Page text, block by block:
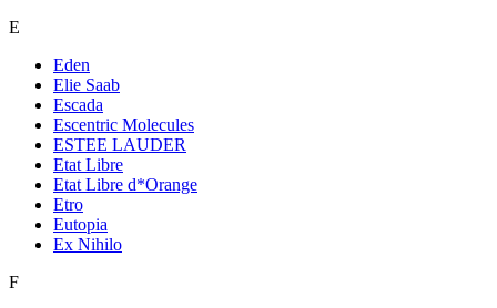
E
Eden
Elie Saab
Escada
Escentric Molecules
ESTEE LAUDER
Etat Libre
Etat Libre d*Orange
Etro
Eutopia
Ex Nihilo
F